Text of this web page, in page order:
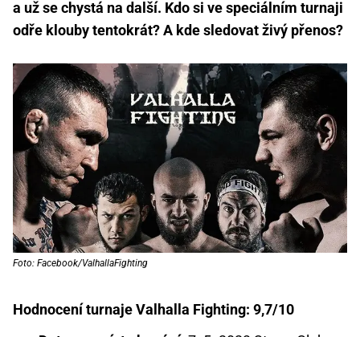
a už se chystá na další. Kdo si ve speciálním turnaji
odře klouby tentokrát? A kde sledovat živý přenos?
Foto: Facebook/ValhallaFighting
Hodnocení turnaje Valhalla Fighting: 9,7/10